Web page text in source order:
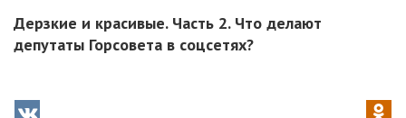
Дерзкие и красивые. Часть 2. Что делают
депутаты Горсовета в соцсетях?